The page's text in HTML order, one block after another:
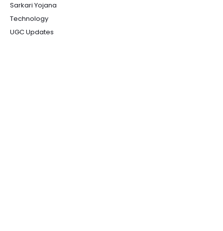
Sarkari Yojana
Technology
UGC Updates